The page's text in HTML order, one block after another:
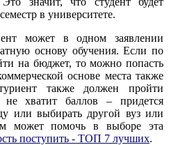
в университете.
может в одном заявлении
основу обучения. Если по
на бюджет, то можно попасть
основе места также
также должен пройти
хватит баллов – придется
или выбирать другой вуз или
может помочь в выборе эта
поступить - ТОП 7 лучших.